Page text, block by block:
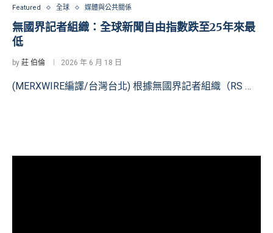
Featured 全球 媒體與公共關係
無國界記者組織：全球新聞自由指數跌至25年來最
低
by 莊 伯倫 2026 年 6 月 18 日
(MERXWIRE編譯/台灣台北) 根據無國界記者組織（RS …